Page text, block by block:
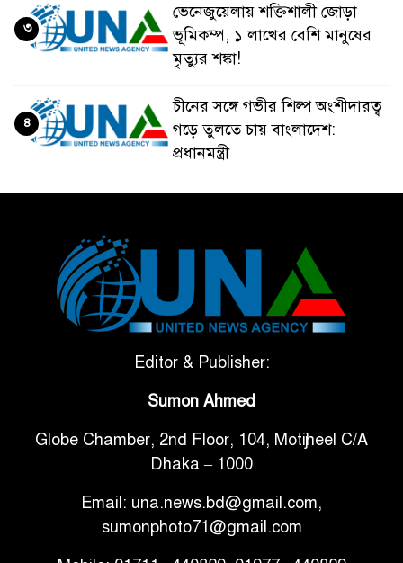
ভেনেজুয়েলায় শক্তিশালী জোড়া
ভূমিকম্প, ১ লাখের বেশি মানুষের
মৃত্যুর শঙ্কা!
৩
চীনের সঙ্গে গভীর শিল্প অংশীদারত্ব
গড়ে তুলতে চায় বাংলাদেশ:
প্রধানমন্ত্রী
৪
টানা ৩ ম্যাচে গোল ভিনির, ইতিহাস
বলছে বিশ্বকাপ জিতবে ব্রাজিল
সরকারি ৩শ কেজি বই বিক্রির
গাড়ি বিক্রির পর মালিকানা
পরিবর্তনে কঠোর নির্দেশনা
আ.লীগ ও বিএনপির বিরুদ্ধে
Editor & Publisher:
Sumon Ahmed
Globe Chamber, 2nd Floor, 104, Motijheel C/A
Dhaka – 1000
Email: una.news.bd@gmail.com,
sumonphoto71@gmail.com